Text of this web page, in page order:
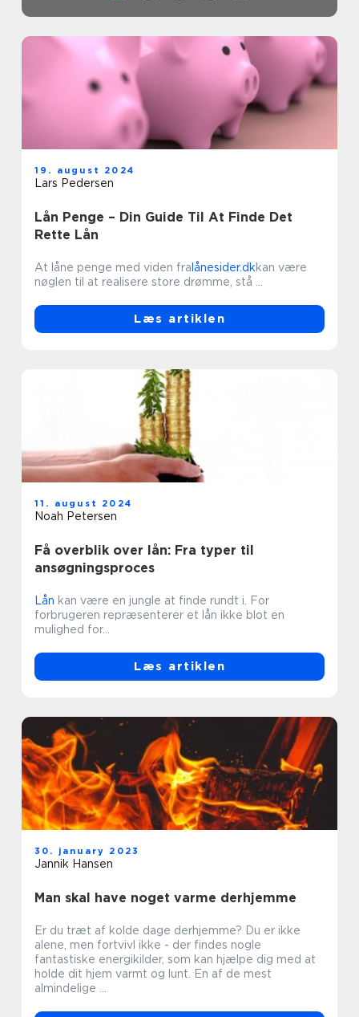
Lån Penge – Din Guide Til At Finde Det
Rette Lån
19. august 2024
Lars Pedersen
At låne penge med viden fra lånesider.dkkan være
nøglen til at realisere store drømme, stå ...
Læs artiklen
Få overblik over lån: Fra typer til
ansøgningsproces
11. august 2024
Noah Petersen
Lån kan være en jungle at finde rundt i. For
forbrugeren repræsenterer et lån ikke blot en
mulighed for...
Læs artiklen
Man skal have noget varme derhjemme
30. january 2023
Jannik Hansen
Er du træt af kolde dage derhjemme? Du er ikke
alene, men fortvivl ikke - der findes nogle
fantastiske energikilder, som kan hjælpe dig med at
holde dit hjem varmt og lunt. En af de mest
almindelige ...